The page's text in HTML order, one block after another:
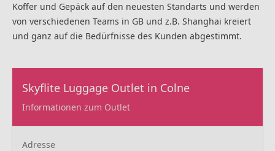
Koffer und Gepäck auf den neuesten Standarts und werden
von verschiedenen Teams in GB und z.B. Shanghai kreiert
und ganz auf die Bedürfnisse des Kunden abgestimmt.
Skyflite Luggage Outlet in Colne
Informationen zum Outlet
Adresse